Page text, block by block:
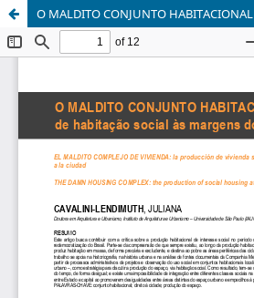
O MALDITO CONJUNTO HABITACIONAL